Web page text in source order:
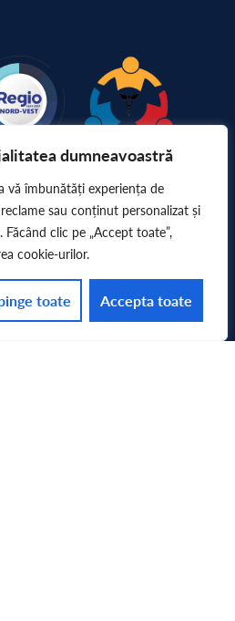
dumneavoastră
vă îmbunătăți experiența de
sau conținut personalizat și
clic pe „Accept toate”,
cookie-urilor.
toate Accepta toate